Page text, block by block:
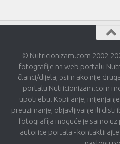
© Nutricionizam.com 2002-
fotografije na web portalu
članci/dijela, osim ako nije
portalu Nutricionizam.com
upotrebu. Kopiranje,
preuzimanje, objavljivanje ili
fotografija moguće je samo
autorice portala -